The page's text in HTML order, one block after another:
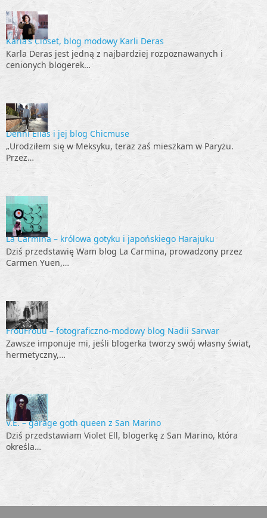
Karla’s Closet, blog modowy Karli Deras
Karla Deras jest jedną z najbardziej rozpoznawanych i
cenionych blogerek…
Denni Elias i jej blog Chicmuse
„Urodziłem się w Meksyku, teraz zaś mieszkam w Paryżu.
Przez…
La Carmina – królowa gotyku i japońskiego Harajuku
Dziś przedstawię Wam blog La Carmina, prowadzony przez
Carmen Yuen,…
FrouFrouu – fotograficzno-modowy blog Nadii Sarwar
Zawsze imponuje mi, jeśli blogerka tworzy swój własny świat,
hermetyczny,…
V.E. – garage goth queen z San Marino
Dziś przedstawiam Violet Ell, blogerkę z San Marino, która
określa…